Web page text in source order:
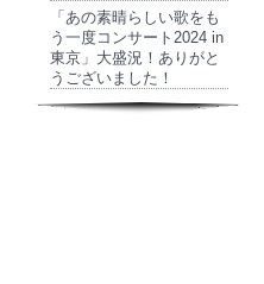
「あの素晴らしい歌をも
う一度コンサート2024 in
東京」大盛況！ありがと
うございました！